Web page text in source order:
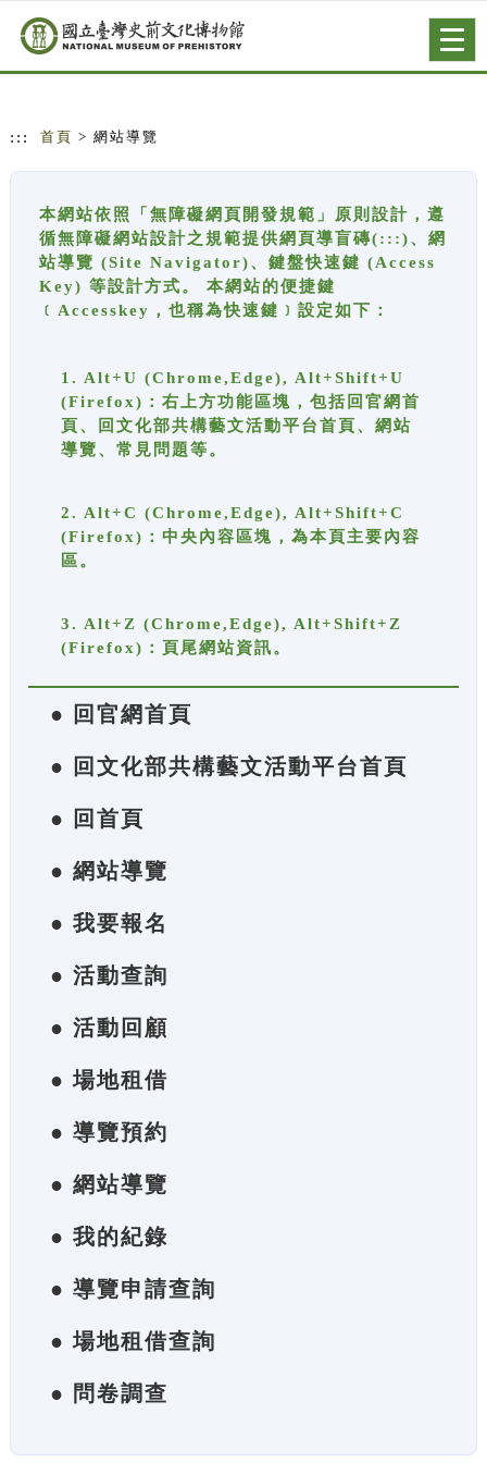
跳到主要內容
網站導覽
::: 首頁 > 網站導覽
本網站依照「無障礙網頁開發規範」原則設計，遵
循無障礙網站設計之規範提供網頁導盲磚(:::)、網
站導覽 (Site Navigator)、鍵盤快速鍵 (Access
Key) 等設計方式。 本網站的便捷鍵
﹝Accesskey，也稱為快速鍵﹞設定如下：
1. Alt+U (Chrome,Edge), Alt+Shift+U
(Firefox)：右上方功能區塊，包括回官網首
頁、回文化部共構藝文活動平台首頁、網站
導覽、常見問題等。
2. Alt+C (Chrome,Edge), Alt+Shift+C
(Firefox)：中央內容區塊，為本頁主要內容
區。
3. Alt+Z (Chrome,Edge), Alt+Shift+Z
(Firefox)：頁尾網站資訊。
● 回官網首頁
● 回文化部共構藝文活動平台首頁
● 回首頁
● 網站導覽
● 我要報名
● 活動查詢
● 活動回顧
● 場地租借
● 導覽預約
● 網站導覽
● 我的紀錄
● 導覽申請查詢
● 場地租借查詢
● 問卷調查